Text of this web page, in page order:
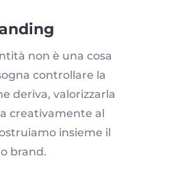
non è una cosa
controllare la
deriva, valorizzarla
creativamente al
insieme il
brand.